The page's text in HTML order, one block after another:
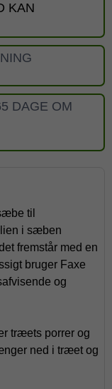
KAN
DAGE OM
til
i sæben
fremstår med en
bruger Faxe
og
træets porrer og
ned i træet og